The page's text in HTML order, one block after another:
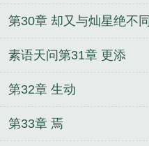
第30章 却又与灿星绝不同
素语天问第31章 更添
第32章 生动
第33章 焉